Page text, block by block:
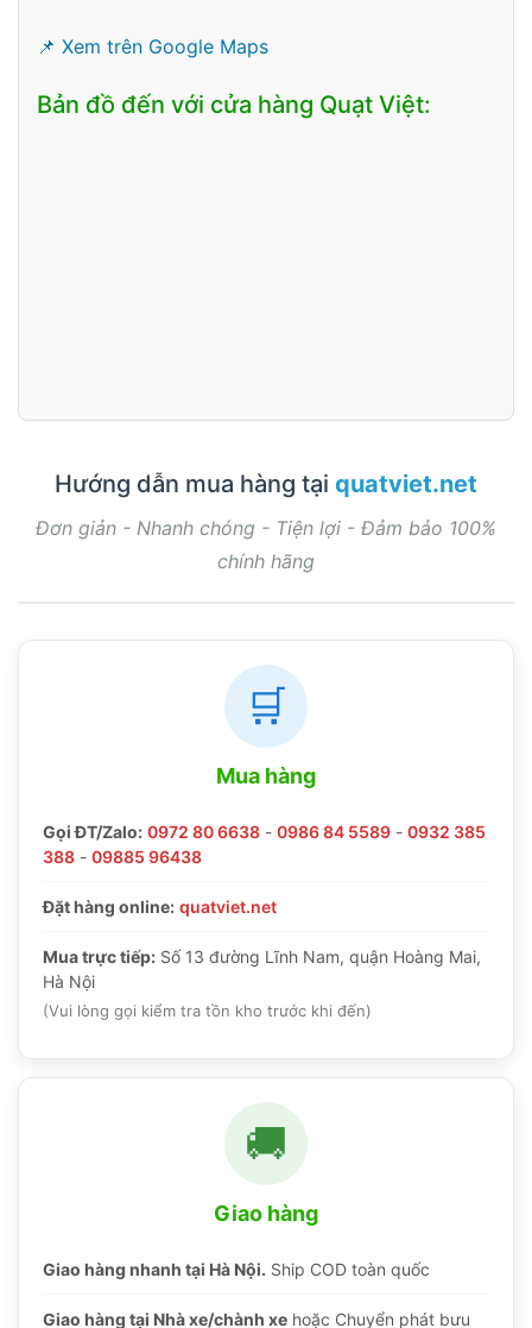
📌 Xem trên Google Maps
Bản đồ đến với cửa hàng Quạt Việt:
Hướng dẫn mua hàng tại quatviet.net
Đơn giản - Nhanh chóng - Tiện lợi - Đảm bảo 100%
chính hãng
🛒
Mua hàng
Gọi ĐT/Zalo: 0972 80 6638 - 0986 84 5589 - 0932 385
388 - 09885 96438
Đặt hàng online: quatviet.net
Mua trực tiếp: Số 13 đường Lĩnh Nam, quận Hoàng Mai,
Hà Nội
(Vui lòng gọi kiểm tra tồn kho trước khi đến)
🚚
Giao hàng
Giao hàng nhanh tại Hà Nội. Ship COD toàn quốc
Giao hàng tại Nhà xe/chành xe hoặc Chuyển phát bưu